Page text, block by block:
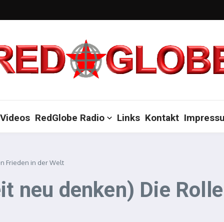
Videos RedGlobe Radio Links Kontakt
Frieden in der Welt
neu denken) Die